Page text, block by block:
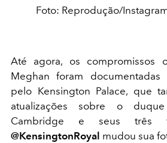
Foto: Reprodução/
Até agora, os compromissos
Meghan foram
pelo Kensington Palace, que
atualizações sobre o
Cambridge e seus três
@KensingtonRoyal mudou sua